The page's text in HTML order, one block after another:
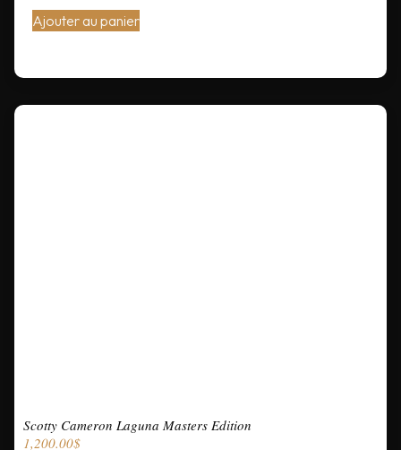
Ajouter au panier
Scotty Cameron Laguna Masters Edition
1,200.00$